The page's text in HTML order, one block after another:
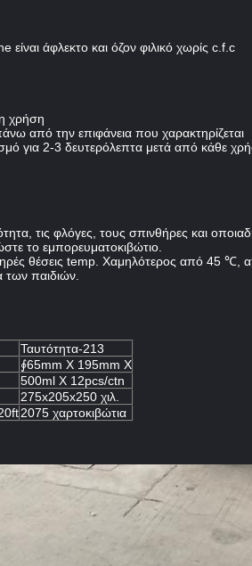
είναι άφλεκτο και όζον φιλικό χωρίς c.f.c
χρήση
από την επιφάνεια που χαρακτηρίζεται
για 2-3 δευτερόλεπτα μετά από κάθε
τις φλόγες, τους σπινθήρες και
το εμπορευματοκιβώτιο.
θέσεις temp. Χαμηλότερος από 45 ℃,
παιδιών.
Ταυτότητα-213
∮65mm Χ 195mm Χ
500ml Χ 12pcs/ctn
275x205x250 χιλ.
2075 χαρτοκιβώτια